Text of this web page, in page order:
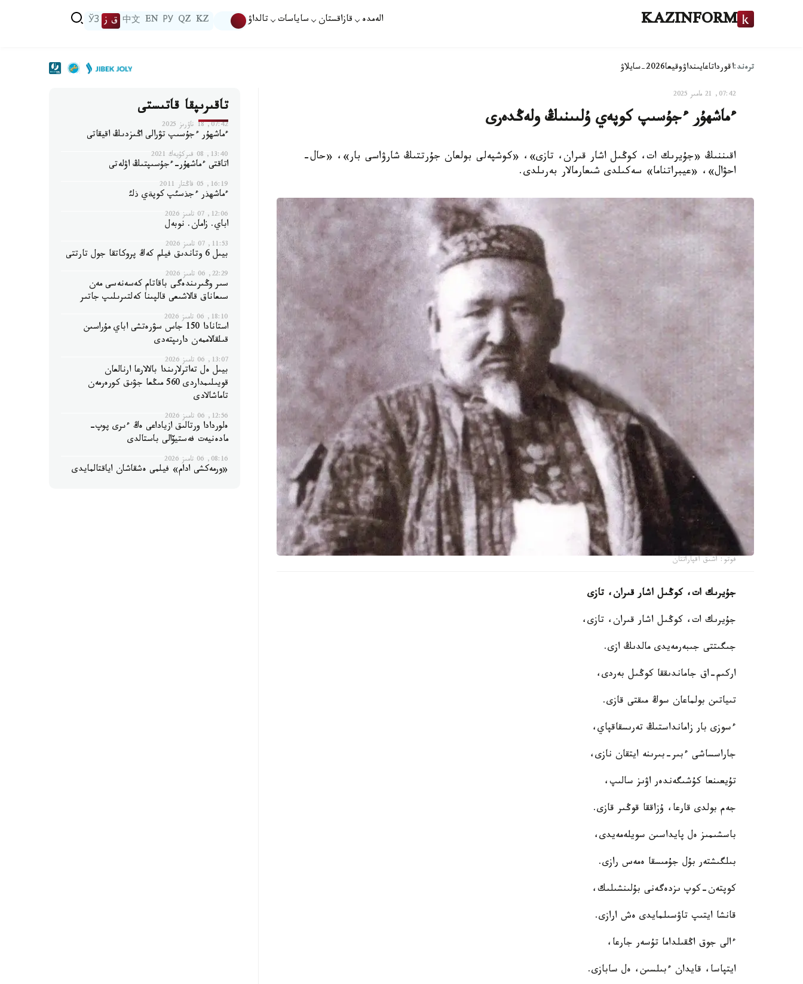
KAZINFORM الەمدە قازاقستان ساياسات تالداۋ KZ
QZ
РУ
EN
中文 ق ز ЎЗ
ترەند:اقورداتاعايىنداۋوقيعا2026-سايلاۋ
07:42, 21 مامىر 2025
ءماشھۇر ءجۇسىپ كوپەي ۇلىىنىڭ ولەڭدەرى
اقىننىڭ «جۇيرىك ات، كوڭىل اشار قىران، تازى»، «كوشپەلى بولعان جۇرتتىڭ شارۋاسى بار»، «حال-
احۋال»، «عيبراتناما» سەكىلدى شىعارمالار بەرىلدى.
فوتو: اشىق اقپاراتتان
جۇيرىك ات، كوڭىل اشار قىران، تازى
جۇيرىك ات، كوڭىل اشار قىران، تازى،
جىگىتتى جىبەرمەيدى مالدىڭ ازى.
اركىم-اق جاماندىققا كوڭىل بەردى،
تىياتىن بولماعان سوڭ مىقتى قازى.
ءسوزى بار زامانداستىڭ تەرىسقاقپاي،
جاراسساشى ءبىر-بىرىنە ايتقان نازى،
تۇيعىنعا كۇشىگەندەر اۋىز سالىپ،
جەم بولدى قارعا، ۇزاققا قوڭىر قازى.
باسشىمىز ەل پايداسىن سويلەمەيدى،
بىلگىشتەر بۇل جۇمىسقا ەمەس رازى.
كوپتەن-كوپ ىزدەگەنى بۇلىنشىلىك،
قانشا ايتىپ تاۋسىلمايدى ەش ارازى.
ءالى جوق اڭقىلداما تۇسەر جارعا،
ايتپاسا، قايدان ءبىلسىن، ەل سابازى.
تاقىرىپقا قاتىستى
07:42, 18 ناۋرىز 2025
ءماشهۇر ءجۇسىپ تۋرالى اڭىزدىڭ اقيقاتى
13:40, 08 قىركۇيەك 2021
اتاقتى ءماشھۇر-ءجۇسىپتىڭ اۋلەتى
16:19, 05 قاڭتار 2011
ءماشهذر ءجذسئپ كوپةي ذلئ
12:06, 07 تامىز 2026
اباي. زامان. نوبەل
11:53, 07 تامىز 2026
بيىل 6 وتاندىق فيلم كەڭ پروكاتقا جول تارتتى
22:29, 06 تامىز 2026
سىر وڭىرىندەگى باقاتام كەسەنەسى مەن
سىعاناق قالاشىعى قالپىنا كەلتىرىلىپ جاتىر
18:10, 06 تامىز 2026
استانادا 150 جاس سۋرەتشى اباي مۇراسىن
قىلقالاممەن دارىپتەدى
13:07, 06 تامىز 2026
بيىل ەل تەاترلارىندا بالالارعا ارنالعان
قويىلىمداردى 560 مىڭعا جۋىق كورەرمەن
تاماشالادى
12:56, 06 تامىز 2026
ەلوردادا ورتالىق ازياداعى ەڭ ءىرى پوپ-
مادەنيەت فەستيۆالى باستالدى
08:16, 06 تامىز 2026
«ورمەكشى ادام» فيلمى ەشقاشان اياقتالمايدى